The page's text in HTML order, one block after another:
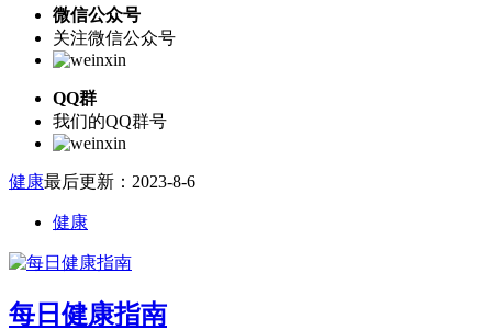
微信公众号
关注微信公众号
QQ群
我们的QQ群号
健康最后更新：2023-8-6
健康
每日健康指南